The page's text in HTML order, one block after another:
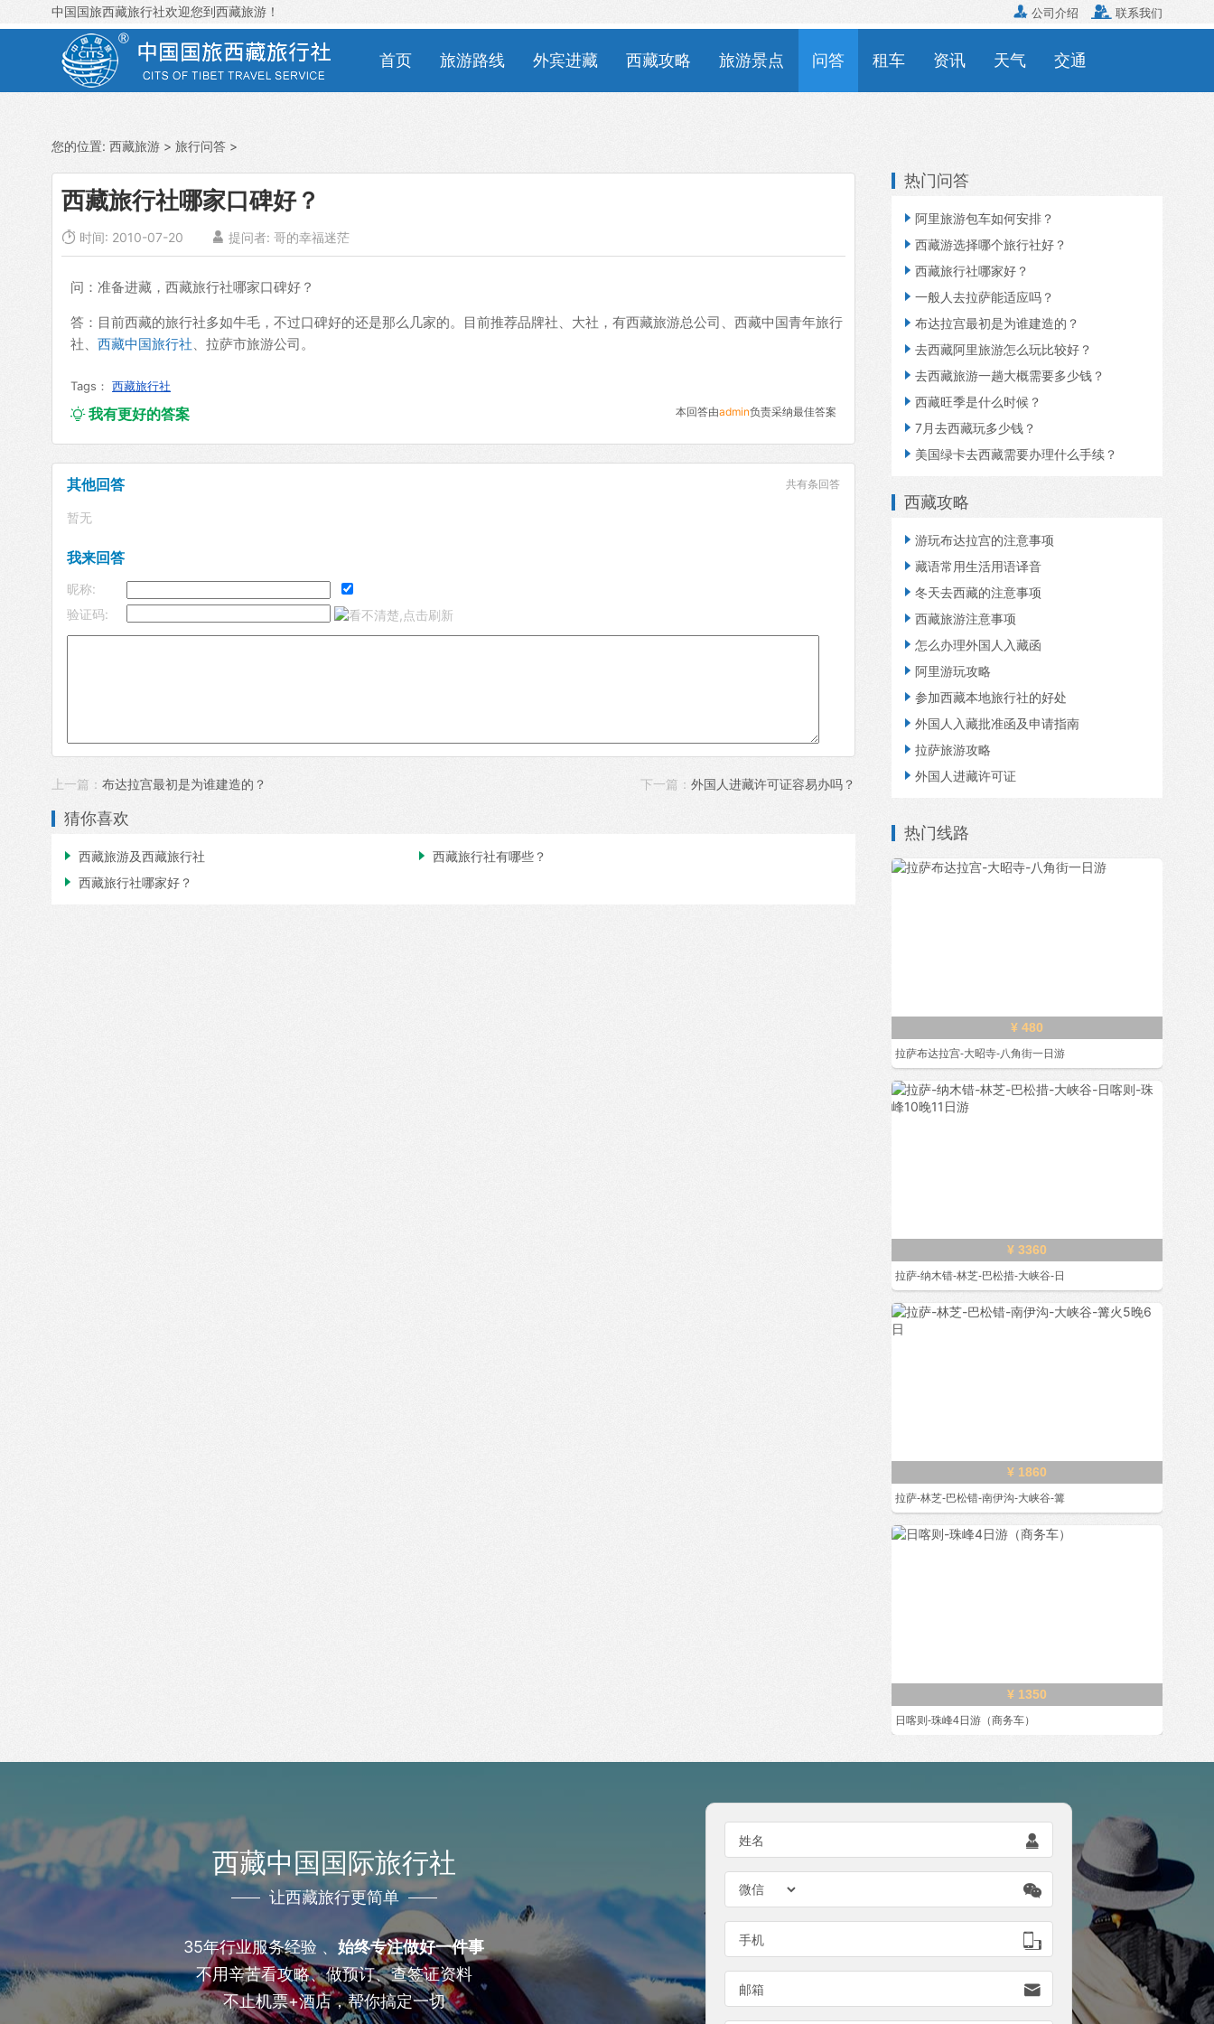
中国国旅西藏旅行社欢迎您到西藏旅游！  公司介绍  联系我们
首页 旅游路线 外宾进藏 西藏攻略 旅游景点 问答 租车 资讯 天气 交通
您的位置: 西藏旅游 > 旅行问答 >
西藏旅行社哪家口碑好？
 时间: 2010-07-20  提问者: 哥的幸福迷茫
问：准备进藏，西藏旅行社哪家口碑好？
答：目前西藏的旅行社多如牛毛，不过口碑好的还是那么几家的。目前推荐品牌社、大社，有西藏旅游总公司、西藏中国青年旅行
社、 西藏中国旅行社、拉萨市旅游公司。
Tags： 西藏旅行社
我有更好的答案 本回答由admin负责采纳最佳答案
其他回答 共有条回答
暂无
我来回答
昵称:
验证码:
上一篇： 布达拉宫最初是为谁建造的？ 下一篇： 外国人进藏许可证容易办吗？
猜你喜欢
 西藏旅游及西藏旅行社  西藏旅行社有哪些？
 西藏旅行社哪家好？
热门问答
 阿里旅游包车如何安排？
 西藏游选择哪个旅行社好？
 西藏旅行社哪家好？
 一般人去拉萨能适应吗？
 布达拉宫最初是为谁建造的？
 去西藏阿里旅游怎么玩比较好？
 去西藏旅游一趟大概需要多少钱？
 西藏旺季是什么时候？
 7月去西藏玩多少钱？
 美国绿卡去西藏需要办理什么手续？
西藏攻略
 游玩布达拉宫的注意事项
 藏语常用生活用语译音
 冬天去西藏的注意事项
 西藏旅游注意事项
 怎么办理外国人入藏函
 阿里游玩攻略
 参加西藏本地旅行社的好处
 外国人入藏批准函及申请指南
 拉萨旅游攻略
 外国人进藏许可证
热门线路
¥ 480
拉萨布达拉宫-大昭寺-八角街一日游
¥ 3360
拉萨-纳木错-林芝-巴松措-大峡谷-日
¥ 1860
拉萨-林芝-巴松错-南伊沟-大峡谷-篝
¥ 1350
日喀则-珠峰4日游（商务车）
西藏中国国际旅行社
让西藏旅行更简单
35年行业服务经验 、 始终专注做好一件事
不用辛苦看攻略、做预订、查签证资料
不止机票+酒店，帮你搞定一切
姓名 

手机 
邮箱 